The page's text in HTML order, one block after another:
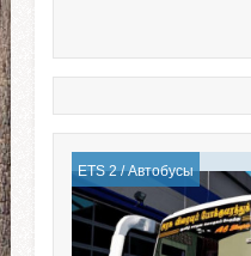
ETS 2/Автобусы